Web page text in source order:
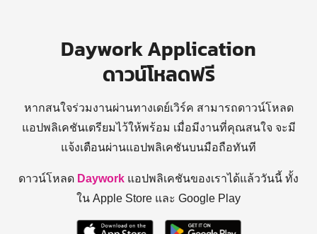
Daywork Application
ดาวน์โหลดฟรี
หากสนใจร่วมงานผ่านทางเดย์เวิร์ค สามารถดาวน์โหลด
แอปพลิเคชันเตรียมไว้ให้พร้อม เมื่อมีงานที่คุณสนใจ จะมี
แจ้งเตือนผ่านแอปพลิเคชันบนมือถือทันที
ดาวน์โหลด Daywork แอปพลิเคชันของเราได้แล้ววันนี้ ทั้ง
ใน Apple Store และ Google Play